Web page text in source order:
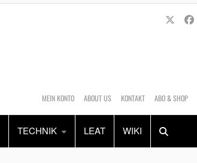
MEIN KONTO ABOUT US KONTAKT ABO & SHOP
TECHNIK LEAT WIKI
Alles Shop